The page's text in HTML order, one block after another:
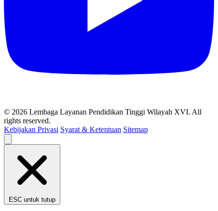
© 2026 Lembaga Layanan Pendidikan Tinggi Wilayah XVI. All
rights reserved.
Kebijakan Privasi Syarat & Ketentuan Sitemap
ESC untuk tutup